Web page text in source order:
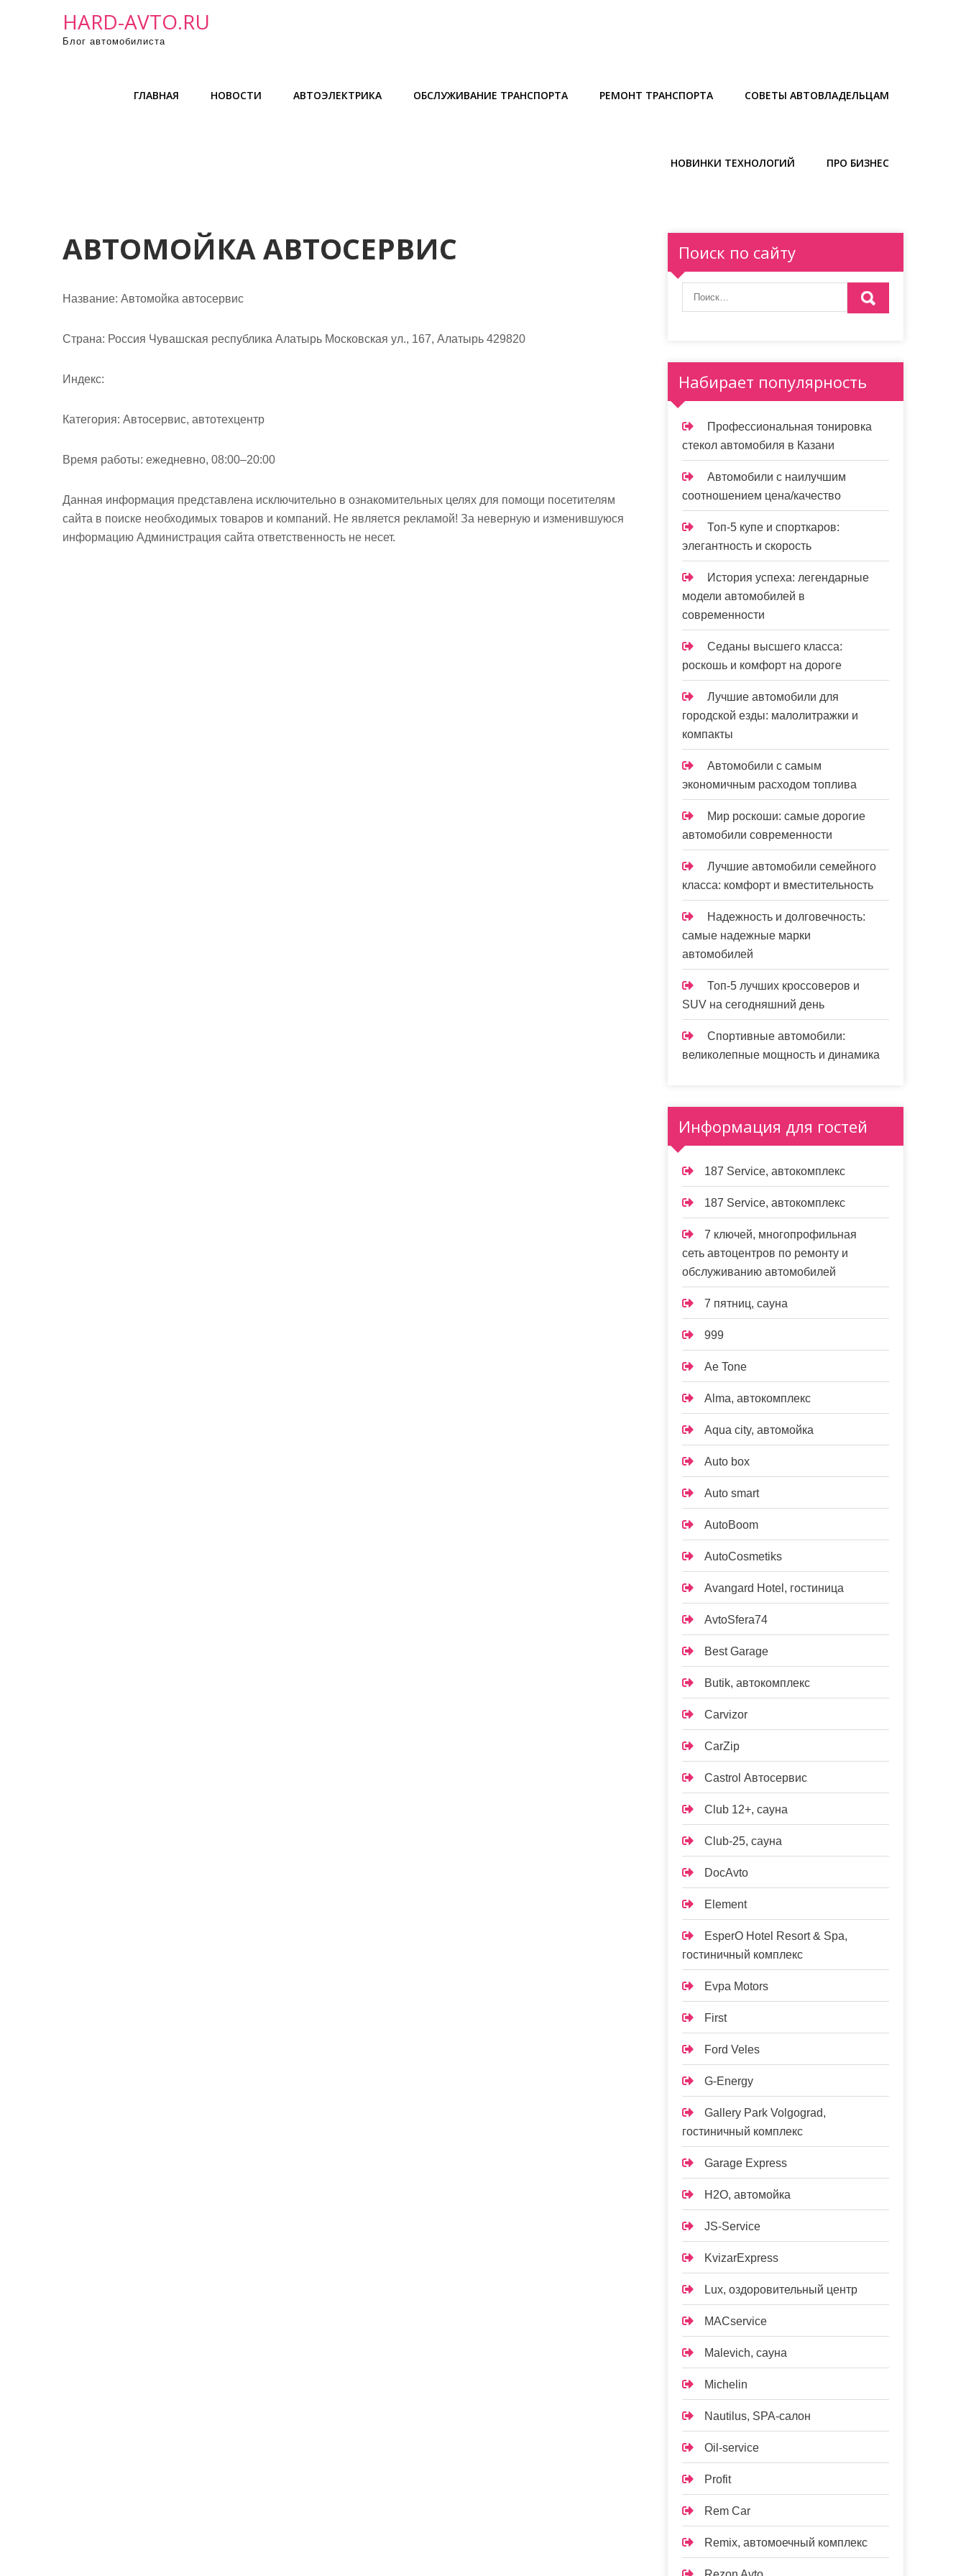
HARD-AVTO.RU
Блог автомобилиста
ГЛАВНАЯ НОВОСТИ АВТОЭЛЕКТРИКА ОБСЛУЖИВАНИЕ ТРАНСПОРТА РЕМОНТ ТРАНСПОРТА СОВЕТЫ АВТОВЛАДЕЛЬЦАМ
НОВИНКИ ТЕХНОЛОГИЙ ПРО БИЗНЕС
АВТОМОЙКА АВТОСЕРВИС
Название: Автомойка автосервис
Страна: Россия Чувашская республика Алатырь Московская ул., 167, Алатырь 429820
Индекс:
Категория: Автосервис, автотехцентр
Время работы: ежедневно, 08:00–20:00
Данная информация представлена исключительно в ознакомительных целях для помощи посетителям
сайта в поиске необходимых товаров и компаний. Не является рекламой! За неверную и изменившуюся
информацию Администрация сайта ответственность не несет.
Поиск по сайту
Набирает популярность
Профессиональная тонировка
стекол автомобиля в Казани
Автомобили с наилучшим
соотношением цена/качество
Топ-5 купе и спорткаров:
элегантность и скорость
История успеха: легендарные
модели автомобилей в
современности
Седаны высшего класса:
роскошь и комфорт на дороге
Лучшие автомобили для
городской езды: малолитражки и
компакты
Автомобили с самым
экономичным расходом топлива
Мир роскоши: самые дорогие
автомобили современности
Лучшие автомобили семейного
класса: комфорт и вместительность
Надежность и долговечность:
самые надежные марки
автомобилей
Топ-5 лучших кроссоверов и
SUV на сегодняшний день
Спортивные автомобили:
великолепные мощность и динамика
Информация для гостей
187 Service, автокомплекс
187 Service, автокомплекс
7 ключей, многопрофильная
сеть автоцентров по ремонту и
обслуживанию автомобилей
7 пятниц, сауна
999
Ae Tone
Alma, автокомплекс
Aqua city, автомойка
Auto box
Auto smart
AutoBoom
AutoCosmetiks
Avangard Hotel, гостиница
AvtoSfera74
Best Garage
Butik, автокомплекс
Carvizor
CarZip
Castrol Автосервис
Club 12+, сауна
Club-25, сауна
DocAvto
Element
EsperO Hotel Resort & Spa,
гостиничный комплекс
Evpa Motors
First
Ford Veles
G-Energy
Gallery Park Volgograd,
гостиничный комплекс
Garage Express
H2O, автомойка
JS-Service
KvizarExpress
Lux, оздоровительный центр
MACservice
Malevich, сауна
Michelin
Nautilus, SPA-салон
Oil-service
Profit
Rem Car
Remix, автомоечный комплекс